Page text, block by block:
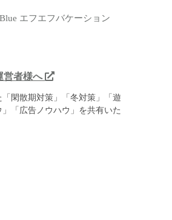
エフエフバケーション
営者様へ
閑散期対策」「冬対策」「遊
「広告ノウハウ」を共有いた